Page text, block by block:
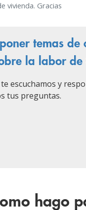
vivienda. Gracias
temas de
la labor de
escuchamos y
tus preguntas.
hago